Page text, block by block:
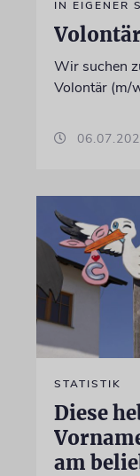
IN EIGENER
Wir suchen
Volontär (m/
STATISTIK
Diese
am